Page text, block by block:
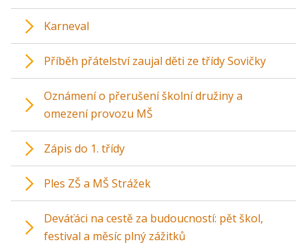
Karneval
Příběh přátelství zaujal děti ze třídy Sovičky
Oznámení o přerušení školní družiny a
omezení provozu MŠ
Zápis do 1. třídy
Ples ZŠ a MŠ Strážek
Deváťáci na cestě za budoucností: pět škol,
festival a měsíc plný zážitků